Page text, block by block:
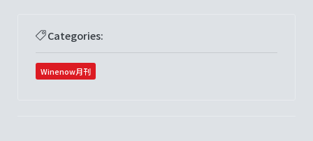
Categories:
Winenow月刊